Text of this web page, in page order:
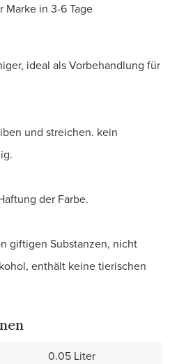
in 3-6 Tage
ideal als Vorbehandlung für
und streichen. kein
der Farbe.
giftigen Substanzen, nicht
enthält keine tierischen
0.05 Liter